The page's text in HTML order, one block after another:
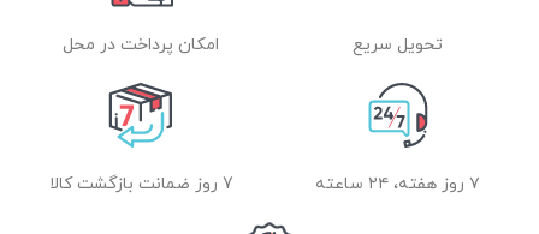
تحویل سریع امکان پرداخت در محل
۷ روز هفته، ۲۴ ساعته 7 روز ضمانت بازگشت کالا